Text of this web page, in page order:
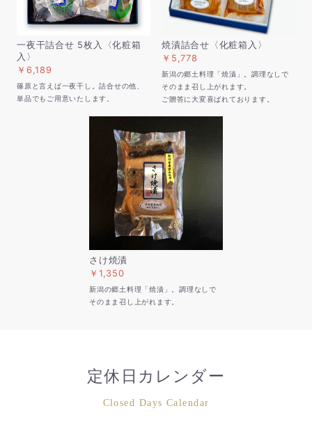
一夜干詰合せ 5枚入〈化粧箱
入〉
￥6,189
篠原と言えば一夜干し。詰合せの他、
単品でもご用意いたします。
焼漬詰合せ〈化粧箱入〉
￥5,778
新潟の郷土料理「焼漬」。調理なしで
そのまま召し上がれます。
ご贈答に大変喜ばれております。
さけ焼漬
￥1,350
新潟の郷土料理「焼漬」。調理なしで
そのまま召し上がれます。
定休日カレンダー
Closed Days Calendar